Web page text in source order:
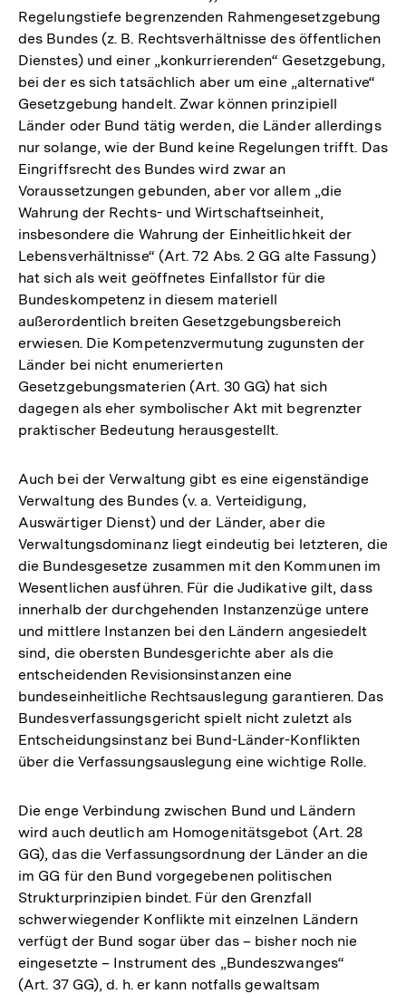
Regelungstiefe begrenzenden Rahmengesetzgebung
des Bundes (z. B. Rechtsverhältnisse des öffentlichen
Dienstes) und einer „konkurrierenden“ Gesetzgebung,
bei der es sich tatsächlich aber um eine „alternative“
Gesetzgebung handelt. Zwar können prinzipiell
Länder oder Bund tätig werden, die Länder allerdings
nur solange, wie der Bund keine Regelungen trifft. Das
Eingriffsrecht des Bundes wird zwar an
Voraussetzungen gebunden, aber vor allem „die
Wahrung der Rechts- und Wirtschaftseinheit,
insbesondere die Wahrung der Einheitlichkeit der
Lebensverhältnisse“ (Art. 72 Abs. 2 GG alte Fassung)
hat sich als weit geöffnetes Einfallstor für die
Bundeskompetenz in diesem materiell
außerordentlich breiten Gesetzgebungsbereich
erwiesen. Die Kompetenzvermutung zugunsten der
Länder bei nicht enumerierten
Gesetzgebungsmaterien (Art. 30 GG) hat sich
dagegen als eher symbolischer Akt mit begrenzter
praktischer Bedeutung herausgestellt.
Auch bei der Verwaltung gibt es eine eigenständige
Verwaltung des Bundes (v. a. Verteidigung,
Auswärtiger Dienst) und der Länder, aber die
Verwaltungsdominanz liegt eindeutig bei letzteren, die
die Bundesgesetze zusammen mit den Kommunen im
Wesentlichen ausführen. Für die Judikative gilt, dass
innerhalb der durchgehenden Instanzenzüge untere
und mittlere Instanzen bei den Ländern angesiedelt
sind, die obersten Bundesgerichte aber als die
entscheidenden Revisionsinstanzen eine
bundeseinheitliche Rechtsauslegung garantieren. Das
Bundesverfassungsgericht spielt nicht zuletzt als
Entscheidungsinstanz bei Bund-Länder-Konflikten
über die Verfassungsauslegung eine wichtige Rolle.
Die enge Verbindung zwischen Bund und Ländern
wird auch deutlich am Homogenitätsgebot (Art. 28
GG), das die Verfassungsordnung der Länder an die
im GG für den Bund vorgegebenen politischen
Strukturprinzipien bindet. Für den Grenzfall
schwerwiegender Konflikte mit einzelnen Ländern
verfügt der Bund sogar über das – bisher noch nie
eingesetzte – Instrument des „Bundeszwanges“
(Art. 37 GG), d. h. er kann notfalls gewaltsam